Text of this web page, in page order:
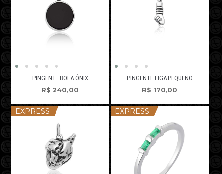
PINGENTE BOLA ÔNIX
R$ 240,00
PINGENTE FIGA PEQUENO
R$ 170,00
EXPRESS EXPRESS